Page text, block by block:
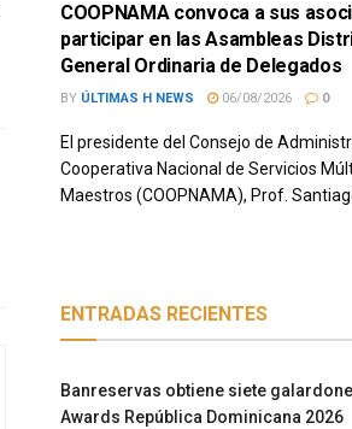
COOPNAMA convoca a sus
participar en las Asambleas
General Ordinaria de Delegados
BY ÚLTIMAS H NEWS 06/08/2026 0
El presidente del Consejo de
Cooperativa Nacional de Servicios
Maestros (COOPNAMA), Prof.
ENTRADAS RECIENTES
Banreservas obtiene siete
Awards República Dominicana 2026